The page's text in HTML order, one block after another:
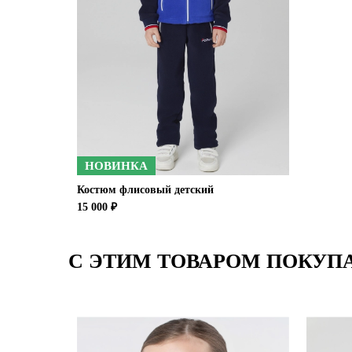
НОВИНКА
Костюм флисовый детский
15 000 ₽
С ЭТИМ ТОВАРОМ